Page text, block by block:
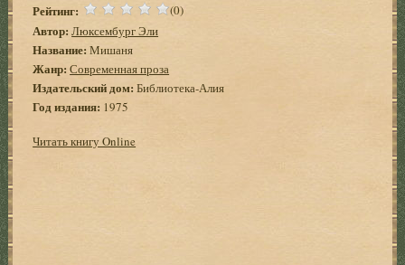
Рейтинг: (0)
Автор: Люксембург Эли
Название: Мишаня
Жанр: Современная проза
Издательский дом: Библиотека-Алия
Год издания: 1975
Читать книгу Online